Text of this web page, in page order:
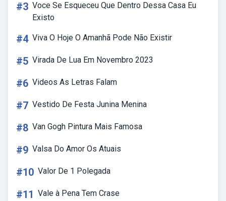
#3 Voce Se Esqueceu Que Dentro Dessa Casa Eu
Existo
#4 Viva O Hoje O Amanhã Pode Não Existir
#5 Virada De Lua Em Novembro 2023
#6 Videos As Letras Falam
#7 Vestido De Festa Junina Menina
#8 Van Gogh Pintura Mais Famosa
#9 Valsa Do Amor Os Atuais
#10 Valor De 1 Polegada
#11 Vale à Pena Tem Crase